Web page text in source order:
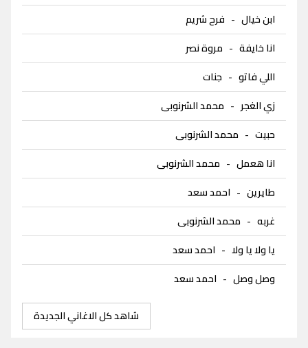
ابن خيال - فرح شريم
انا خايفة - مروة نصر
اللي فاتو - جنات
زي الغجر - محمد الشرنوبى
حبيت - محمد الشرنوبى
انا هعمل - محمد الشرنوبى
طايرين - احمد سعد
غربه - محمد الشرنوبى
يا ولا يا ولا - احمد سعد
وصل وصل - احمد سعد
شاهد كل الاغاني الجديدة